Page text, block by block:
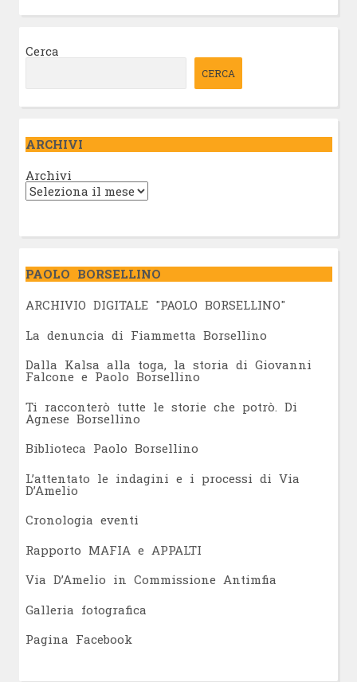
Cerca
CERCA
ARCHIVI
Archivi
PAOLO BORSELLINO
ARCHIVIO DIGITALE "PAOLO BORSELLINO"
La denuncia di Fiammetta Borsellino
Dalla Kalsa alla toga, la storia di Giovanni
Falcone e Paolo Borsellino
Ti racconterò tutte le storie che potrò. Di
Agnese Borsellino
Biblioteca Paolo Borsellino
L’attentato le indagini e i processi di Via
D’Amelio
Cronologia eventi
Rapporto MAFIA e APPALTI
Via D’Amelio in Commissione Antimfia
Galleria fotografica
Pagina Facebook